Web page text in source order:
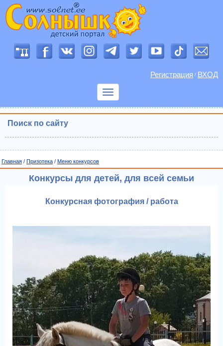
Регистрация / ВХОД
Показать
Поиск по сайту
Главная / Призотека / Меню конкурсов
Конкурсы для детей, для всей семьи
Конкурсная фотография / работа